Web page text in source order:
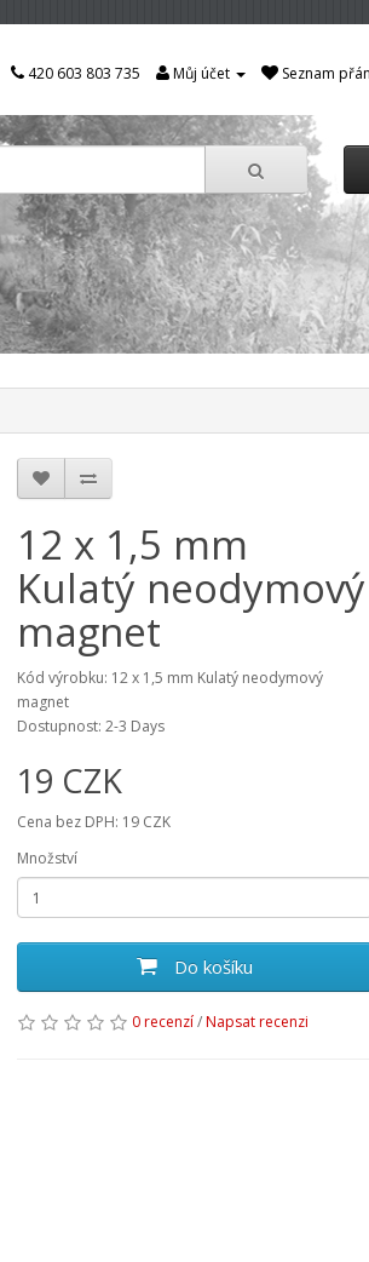
420 603 803 735 Můj účet Seznam
12 x 1,5 mm
Kulatý neodymový
magnet
Kód výrobku: 12 x 1,5 mm Kulatý neodymový
magnet
Dostupnost: 2-3 Days
19 CZK
Cena bez DPH: 19 CZK
Množství
Do košíku
0 recenzí/Napsat recenzi